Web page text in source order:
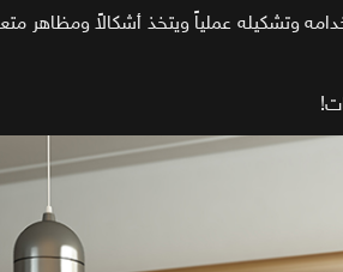
وتشكيله عملياً ويتخذ أشكالاً ومظاهر